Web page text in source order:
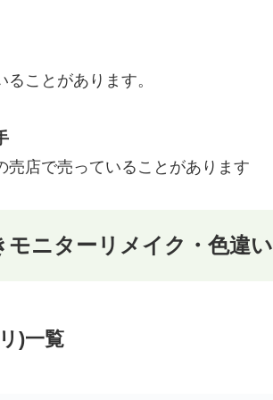
ことがあります。
売店で売っていることがあります
モニターリメイク・色違い
)一覧